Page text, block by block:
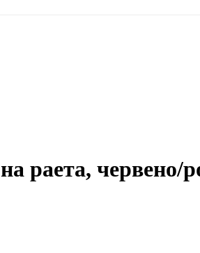
раета, червено/